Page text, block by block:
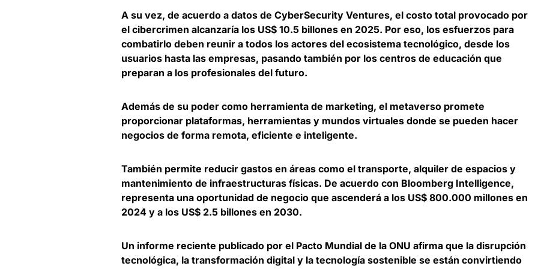
A su vez, de acuerdo a datos de CyberSecurity Ventures, el costo total provocado por
el cibercrimen alcanzaría los US$ 10.5 billones en 2025. Por eso, los esfuerzos para
combatirlo deben reunir a todos los actores del ecosistema tecnológico, desde los
usuarios hasta las empresas, pasando también por los centros de educación que
preparan a los profesionales del futuro.
Además de su poder como herramienta de marketing, el metaverso promete
proporcionar plataformas, herramientas y mundos virtuales donde se pueden hacer
negocios de forma remota, eficiente e inteligente.
También permite reducir gastos en áreas como el transporte, alquiler de espacios y
mantenimiento de infraestructuras físicas. De acuerdo con Bloomberg Intelligence,
representa una oportunidad de negocio que ascenderá a los US$ 800.000 millones en
2024 y a los US$ 2.5 billones en 2030.
Un informe reciente publicado por el Pacto Mundial de la ONU afirma que la disrupción
tecnológica, la transformación digital y la tecnología sostenible se están convirtiendo